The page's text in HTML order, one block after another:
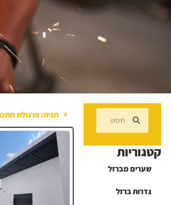
קטגוריות
שערים מברזל
גדרות ברזל
תגית: פרגולת